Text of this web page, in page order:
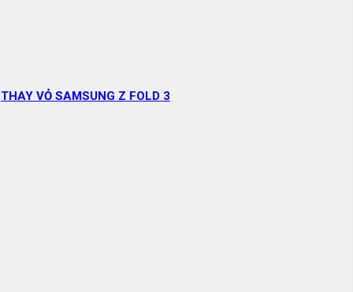
THAY VỎ SAMSUNG Z FOLD 3